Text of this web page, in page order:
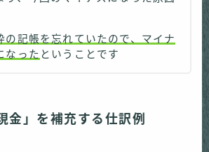
の記帳を忘れていたので、マイナ
なった ということです
金」を補充する仕訳例